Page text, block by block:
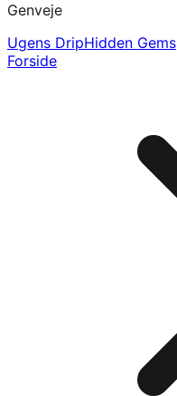
Genveje
Ugens DripHidden Gems
Forside